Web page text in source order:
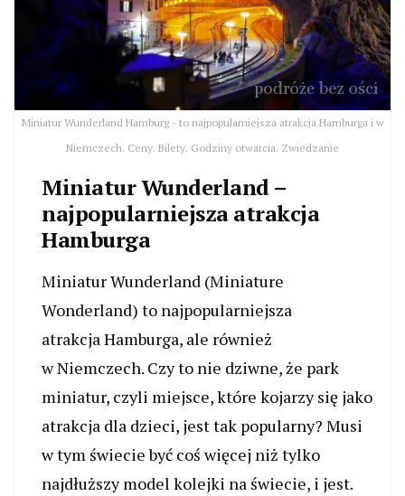
Miniatur Wunderland Hamburg - to najpopularniejsza atrakcja Hamburga i w
Niemczech. Ceny. Bilety. Godziny otwarcia. Zwiedzanie
Miniatur Wunderland –
najpopularniejsza atrakcja
Hamburga
Miniatur Wunderland (Miniature
Wonderland) to najpopularniejsza
atrakcja Hamburga, ale również
w Niemczech. Czy to nie dziwne, że park
miniatur, czyli miejsce, które kojarzy się jako
atrakcja dla dzieci, jest tak popularny? Musi
w tym świecie być coś więcej niż tylko
najdłuższy model kolejki na świecie, i jest.